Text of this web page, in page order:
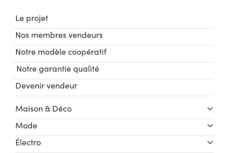
Le projet
Nos membres vendeurs
Notre modèle coopératif
Notre garantie qualité
Devenir vendeur
Maison & Déco
Mode
Électro